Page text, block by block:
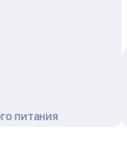
питания